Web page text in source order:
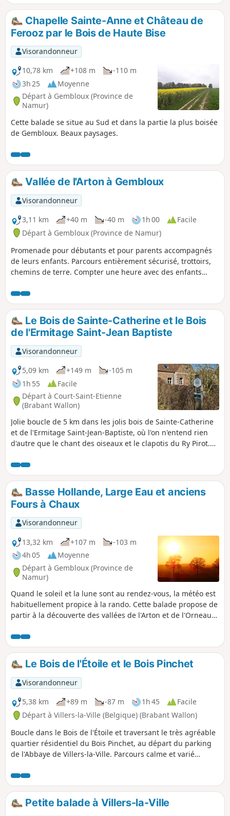
fleurs. Sur les hauteurs, regardez autour de vous : les
paysages vous surprendront.
Chapelle Sainte-Anne et Château de
Ferooz par le Bois de Haute Bise
Visorandonneur
10,78 km
+108 m
-110 m
3h 25
Moyenne
Départ à Gembloux (Province de
Namur)
Cette balade se situe au Sud et dans la partie la plus boisée
de Gembloux. Beaux paysages.
Vallée de l'Arton à Gembloux
Visorandonneur
3,11 km
+40 m -40 m 1h 00
Facile
Départ à Gembloux (Province de Namur)
Promenade pour débutants et pour parents accompagnés
de leurs enfants. Parcours entièrement sécurisé, trottoirs,
chemins de terre. Compter une heure avec des enfants
Le Bois de Sainte-Catherine et le Bois
de l'Ermitage Saint-Jean Baptiste
Visorandonneur
5,09 km
+149 m
-105 m
1h 55
Facile
Départ à Court-Saint-Etienne
(Brabant Wallon)
Jolie boucle de 5 km dans les jolis bois de Sainte-Catherine
et de l'Ermitage Saint-Jean-Baptiste, où l'on n'entend rien
d'autre que le chant des oiseaux et le clapotis du Ry Pirot.
que pour être mentionné. Plusieurs jolis bancs en bois sur
le parcours. Cette randonnée peut se faire en environ 1h30
(pause de 10-15 minutes incluse) au lieu des 2h00 comme
calculé par le programme.
Basse Hollande, Large Eau et anciens
Fours à Chaux
Visorandonneur
13,32 km
+107 m
-103 m
4h 05
Moyenne
Départ à Gembloux (Province de
Namur)
Quand le soleil et la lune sont au rendez-vous, la météo est
habituellement propice à la rando. Cette balade propose de
partir à la découverte des vallées de l'Arton et de l'Orneau
Château. Le parcours passe successivement par les Trois
Ponts, la Large Eau, le hameau de Ferooz, le village de
Bossière ainsi que les anciens Fours à Chaux et la Chapelle
Sainte-Barbe situés le long de l'Orneau au nord du village
de Mazy. Avis aux amateurs: au printemps, la descente
herbeuse entre le plateau et l'Orneau (entre les km 8 et 9)
se couvre d'un magnifique tapis odorant l'ail des ours.
Le Bois de l'Étoile et le Bois Pinchet
Visorandonneur
5,38 km
+89 m -87 m 1h 45
Facile
Départ à Villers-la-Ville (Belgique) (Brabant Wallon)
Boucle dans le Bois de l'Étoile et traversant le très agréable
quartier résidentiel du Bois Pinchet, au départ du parking
de l'Abbaye de Villers-la-Ville. Parcours calme et varié
Petite balade à Villers-la-Ville